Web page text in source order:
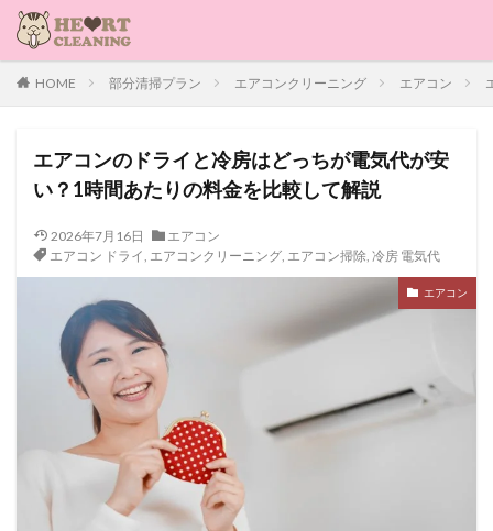
HOME 部分清掃プラン エアコンクリーニング エアコン
エアコンのドライと冷房はどっちが電気代が安
い？1時間あたりの料金を比較して解説
2026年7月16日
エアコン
エアコン ドライ, エアコンクリーニング, エアコン掃除, 冷房 電気代
エアコン